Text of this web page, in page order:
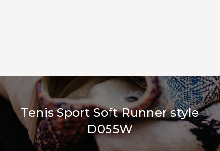
Tenis Sport Soft Runner style
D055W